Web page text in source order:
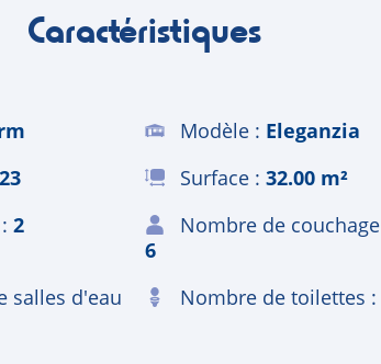
Caractéristiques
Modèle
Eleganzia
Surface
32.00 m²
2
Nombre de couchage
6
salles d'eau
Nombre de toilettes